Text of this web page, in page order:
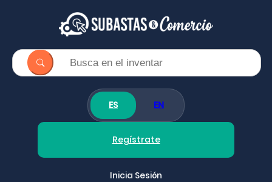
ES EN
Regístrate
Inicia Sesión